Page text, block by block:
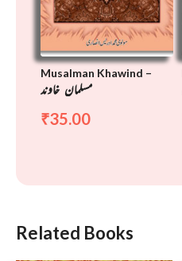
Musalman Khawind –
مسلمان خاوند
₹35.00
Related Books